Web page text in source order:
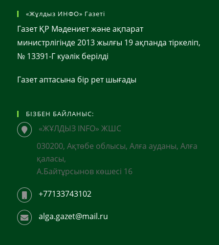
«Жұлдыз ИНФО» Газеті
Газет ҚР Мәдениет және ақпарат
министрлігінде 2013 жылғы 19 ақпанда тіркеліп,
№ 13391-Г куәлік берілді
Газет аптасына бір рет шығады
БІЗБЕН БАЙЛАНЫС:
«ЖҰЛДЫЗ INFO» ЖШС
030200, Ақтөбе облысы, Алға ауданы, Алға
қаласы,
А.Байтұрсынов көшесі 16
+77133743102
alga.gazet@mail.ru